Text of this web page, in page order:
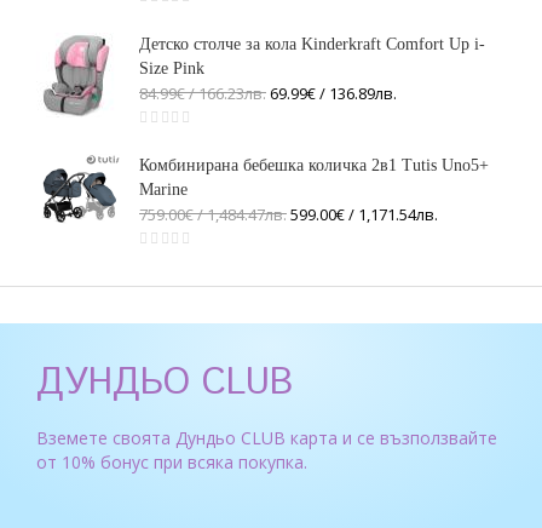
Детско столче за кола Kinderkraft Comfort Up i-
Size Pink
84.99€ / 166.23лв.69.99€ / 136.89лв.
Комбинирана бебешка количка 2в1 Tutis Uno5+
Marine
759.00€ / 1,484.47лв.599.00€ / 1,171.54лв.
ДУНДЬО CLUB
Вземете своята Дундьо CLUB карта и се възползвайте
от 10% бонус при всяка покупка.